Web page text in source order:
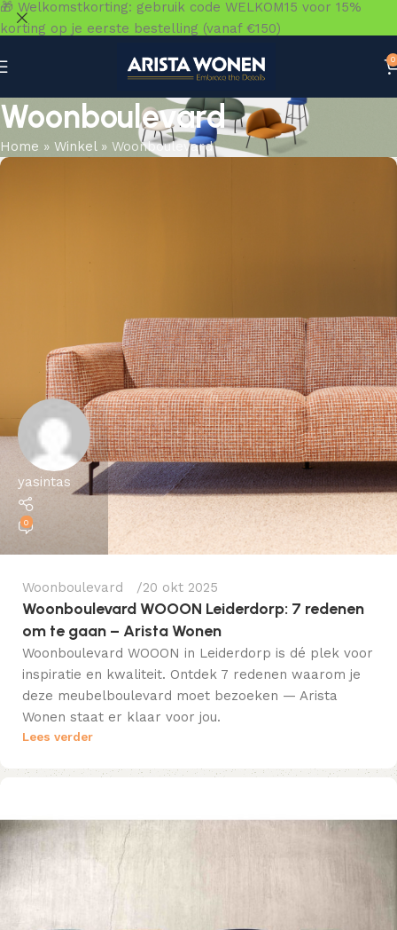
0
Woonboulevard
Home » Winkel» Woonboulevard
yasintas
0
Woonboulevard 20 okt 2025
Woonboulevard WOOON Leiderdorp: 7 redenen
om te gaan – Arista Wonen
Woonboulevard WOOON in Leiderdorp is dé plek voor
inspiratie en kwaliteit. Ontdek 7 redenen waarom je
deze meubelboulevard moet bezoeken — Arista
Wonen staat er klaar voor jou.
Lees verder
🎁 Welkomstkorting: gebruik code WELKOM15 voor 15%
korting op je eerste bestelling (vanaf €150)